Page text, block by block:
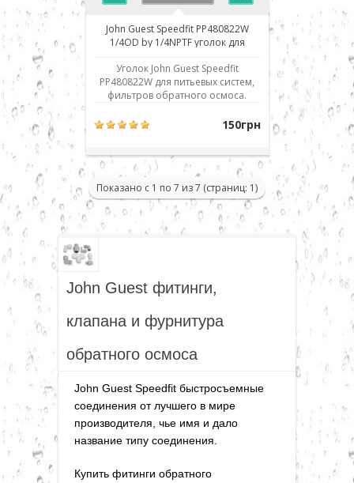
John Guest Speedfit PP480822W
1/4OD by 1/4NPTF уголок для
Уголок John Guest Speedfit
PP480822W для питьевых систем,
фильтров обратного осмоса.
присоединение к шлангу - 1/4" JG.
быстрый монтаж/демонтаж
соединения. Для присоединения
шланга его нужно просто до упор..
150грн
Показано с 1 по 7 из 7 (страниц: 1)
John Guest фитинги,
клапана и фурнитура
обратного осмоса
John Guest Speedfit быстросъемные
соединения от лучшего в мире
производителя, чье имя и дало
название типу соединения.
Купить фитинги обратного